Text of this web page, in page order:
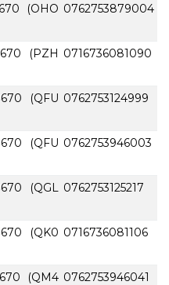
(OHO 0762753879004
(PZH 0716736081090
(QFU 0762753124999
(QFU 0762753946003
(QGL 0762753125217
(QK0 0716736081106
(QM4 0762753946041